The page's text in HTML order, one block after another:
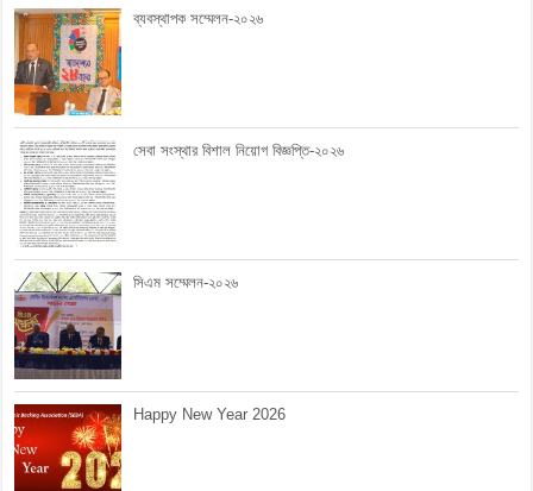
ব্যবস্থাপক সম্মেলন-২০২৬
সেবা সংস্থার বিশাল নিয়োগ বিজ্ঞপ্তি-২০২৬
সিএম সম্মেলন-২০২৬
Happy New Year 2026